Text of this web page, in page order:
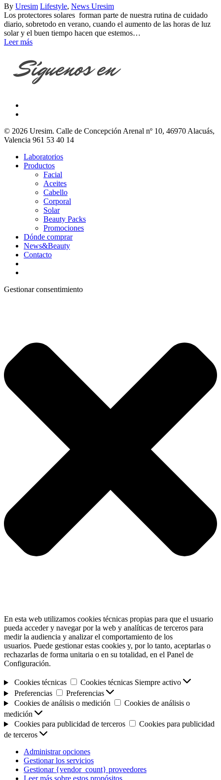
By Uresim Lifestyle, News Uresim
Los protectores solares forman parte de nuestra rutina de cuidado
diario, sobretodo en verano, cuando el aumento de las horas de luz
solar y el buen tiempo hacen que estemos…
Leer más
© 2026 Uresim. Calle de Concepción Arenal nº 10, 46970 Alacuás,
Valencia 961 53 40 14
Laboratorios
Productos
Facial
Aceites
Cabello
Corporal
Solar
Beauty Packs
Promociones
Dónde comprar
News&Beauty
Contacto
Gestionar consentimiento
En esta web utilizamos cookies técnicas propias para que el usuario
pueda acceder y navegar por la web y analíticas de terceros para
medir la audiencia y analizar el comportamiento de los
usuarios. Puede gestionar estas cookies y, por lo tanto, aceptarlas o
rechazarlas de forma unitaria o en su totalidad, en el Panel de
Configuración.
Cookies técnicas Cookies técnicas Siempre activo
Preferencias
Preferencias
Cookies de análisis o medición
Cookies de análisis o
medición
Cookies para publicidad de terceros
Cookies para publicidad
de terceros
Administrar opciones
Gestionar los servicios
Gestionar {vendor_count} proveedores